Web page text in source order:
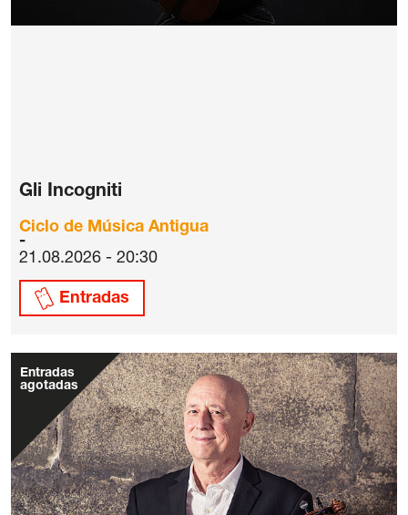
Gli Incogniti
Ciclo de Música Antigua
21.08.2026 - 20:30
Entradas
Entradas
agotadas